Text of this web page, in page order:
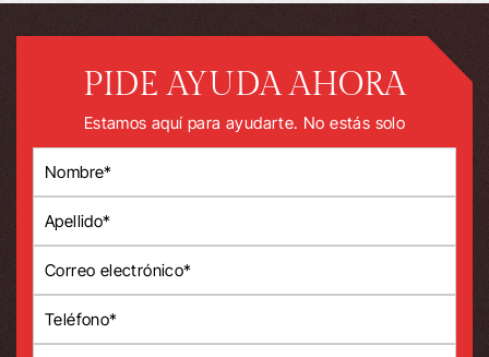
PIDE AYUDA AHORA
Estamos aquí para ayudarte. No estás solo